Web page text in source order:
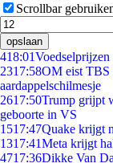
Scrollbar
opslaan
418:01
2317:58OM eist TBS
aardappelschilmesje
2617:50Trump grijpt
geboorte in VS
1517:47Quake krijgt
1317:41Meta krijgt
4717:36Dikke Van